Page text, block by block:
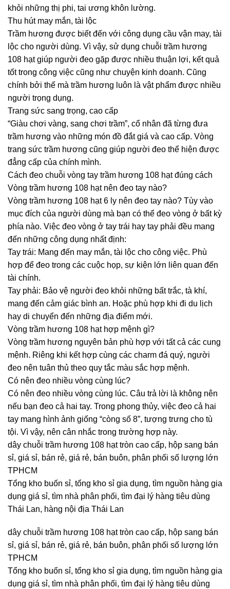
khỏi những thị phi, tai ương khôn lường.
Thu hút may mắn, tài lộc
Trầm hương được biết đến với công dụng cầu vận may, tài
lộc cho người dùng. Vì vậy, sử dụng chuỗi trầm hương
108 hạt giúp người đeo gặp được nhiều thuận lợi, kết quả
tốt trong công việc cũng như chuyện kinh doanh. Cũng
chính bởi thế mà trầm hương luôn là vật phẩm được nhiều
người trọng dụng.
Trang sức sang trọng, cao cấp
“Giàu chơi vàng, sang chơi trầm”, cổ nhân đã từng đưa
trầm hương vào những món đồ đắt giá và cao cấp. Vòng
trang sức trầm hương cũng giúp người đeo thể hiện được
đẳng cấp của chính mình.
Cách đeo chuỗi vòng tay trầm hương 108 hạt đúng cách
Vòng trầm hương 108 hạt nên đeo tay nào?
Vòng trầm hương 108 hạt 6 ly nên đeo tay nào? Tùy vào
mục đích của người dùng mà bạn có thể đeo vòng ở bất kỳ
phía nào. Việc đeo vòng ở tay trái hay tay phải đều mang
đến những công dụng nhất định:
Tay trái: Mang đến may mắn, tài lộc cho công việc. Phù
hợp để đeo trong các cuộc họp, sự kiện lớn liên quan đến
tài chính.
Tay phải: Bảo vệ người đeo khỏi những bất trắc, tà khí,
mang đến cảm giác bình an. Hoặc phù hợp khi đi du lịch
hay di chuyển đến những địa điểm mới.
Vòng trầm hương 108 hạt hợp mệnh gì?
Vòng trầm hương nguyên bản phù hợp với tất cả các cung
mệnh. Riêng khi kết hợp cùng các charm đá quý, người
đeo nên tuân thủ theo quy tắc màu sắc hợp mệnh.
Có nên đeo nhiều vòng cùng lúc?
Có nên đeo nhiều vòng cùng lúc. Câu trả lời là không nên
nếu bạn đeo cả hai tay. Trong phong thủy, việc đeo cả hai
tay mang hình ảnh giống “còng số 8”, tượng trưng cho tù
tội. Vì vậy, nên cân nhắc trong trường hợp này.
dây chuỗi trầm hương 108 hạt tròn cao cấp, hộp sang bán
sỉ, giá sỉ, bán rẻ, giá rẻ, bán buôn, phân phối số lượng lớn
TPHCM
Tổng kho buốn sỉ, tổng kho sỉ gia dụng, tìm nguồn hàng gia
dụng giá sỉ, tìm nhà phân phối, tìm đại lý hàng tiêu dùng
Thái Lan, hàng nội địa Thái Lan
dây chuỗi trầm hương 108 hạt tròn cao cấp, hộp sang bán
sỉ, giá sỉ, bán rẻ, giá rẻ, bán buôn, phân phối số lượng lớn
TPHCM
Tổng kho buốn sỉ, tổng kho sỉ gia dụng, tìm nguồn hàng gia
dụng giá sỉ, tìm nhà phân phối, tìm đại lý hàng tiêu dùng